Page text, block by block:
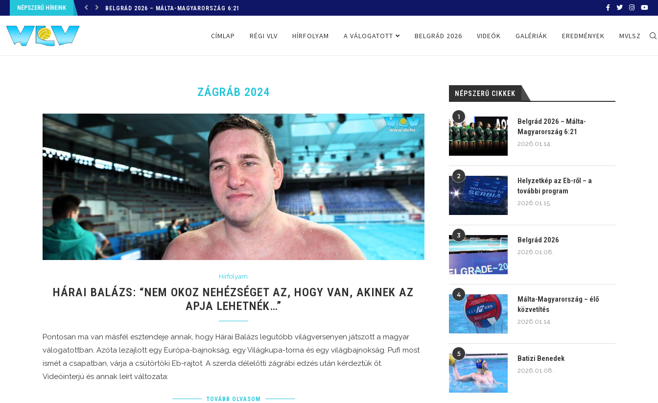
NÉPSZERŰ HÍREINK HELYZETKÉP AZ EB-RŐL – A TOVÁBBI PROGRAM
CÍMLAP RÉGI VLV HÍRFOLYAM A VÁLOGATOTT BELGRÁD 2026 VIDEÓK GALÉRIÁK EREDMÉNYEK MVLSZ
ZÁGRÁB 2024
Hírfolyam
HÁRAI BALÁZS: “NEM OKOZ NEHÉZSÉGET AZ, HOGY VAN, AKINEK AZ
APJA LEHETNÉK…”
Pontosan ma van másfél esztendeje annak, hogy Hárai Balázs legutóbb világversenyen játszott a magyar
válogatottban. Azóta lezajlott egy Európa-bajnokság, egy Világkupa-torna és egy világbajnokság. Pufi most
ismét a csapatban, várja a csütörtöki Eb-rajtot. A szerda délelőtti zágrábi edzés után kérdeztük őt.
Videóinterjú és annak leírt változata:
TOVÁBB OLVASOM
NÉPSZERŰ CIKKEK
1
Belgrád 2026 – Málta-
Magyarország 6:21
2026.01.14.
2
Helyzetkép az Eb-ről – a
további program
2026.01.15.
3
Belgrád 2026
2026.01.08.
4
Málta-Magyarország – élő
közvetítés
2026.01.14.
5
Batizi Benedek
2026.01.08.